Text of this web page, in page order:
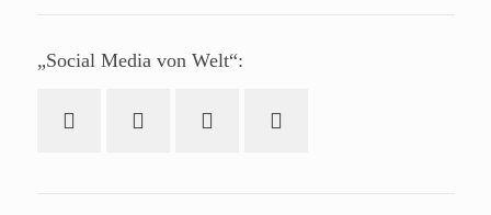
„Social Media von Welt“: